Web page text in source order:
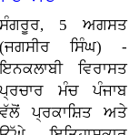
ਸੰਗਰੂਰ, 5 ਅਗਸਤ
(ਜਗਸੀਰ ਸਿੰਘ) -
ਇਨਕਲਾਬੀ ਵਿਰਾਸਤ
ਪ੍ਰਚਾਰ ਮੰਚ ਪੰਜਾਬ
ਵੱਲੋਂ ਪ੍ਰਕਾਸ਼ਿਤ ਅਤੇ